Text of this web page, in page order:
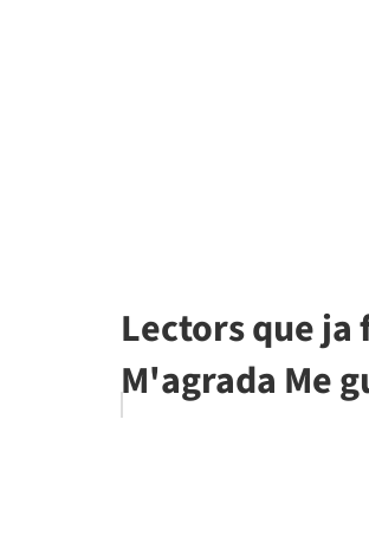
Lectors que
M'agrada Me